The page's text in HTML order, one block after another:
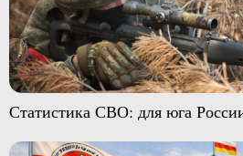
Статистика СВО: для юга